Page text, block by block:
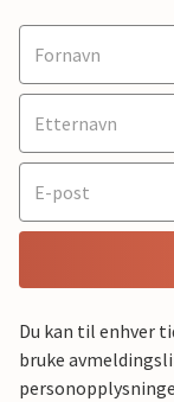
Du kan til enhver
bruke